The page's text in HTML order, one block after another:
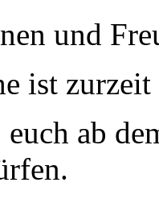
und
ist zurzeit
ab